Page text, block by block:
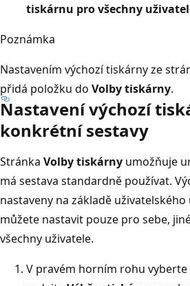
tiskárnu pro všechny
Poznámka
Nastavením výchozí tiskárny ze
přidá položku do Volby tiskárny.
Nastavení výchozí
konkrétní sestavy
Stránka Volby tiskárny umožňuje
má sestava standardně používat.
nastaveny na základě
můžete nastavit pouze pro sebe,
všechny uživatele.
V pravém horním rohu vyberte